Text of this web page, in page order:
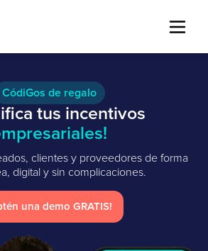
CódiGos de regalo
tus incentivos
clientes y proveedores de forma
digital y sin complicaciones.
una demo GRATIS!